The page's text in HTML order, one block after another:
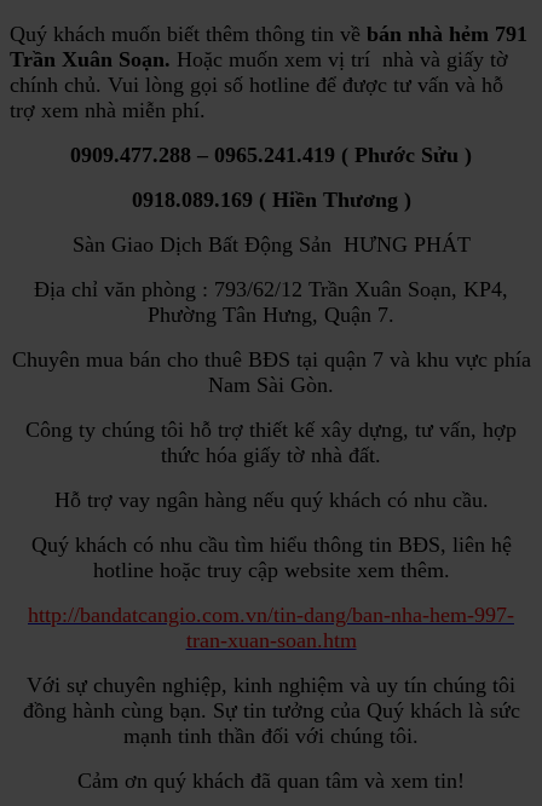
Quý khách muốn biết thêm thông tin về bán nhà hẻm 791
Trần Xuân Soạn. Hoặc muốn xem vị trí nhà và giấy tờ
chính chủ. Vui lòng gọi số hotline để được tư vấn và hỗ
trợ xem nhà miễn phí.
0909.477.288 – 0965.241.419 ( Phước Sửu )
0918.089.169 ( Hiền Thương )
Sàn Giao Dịch Bất Động Sản HƯNG PHÁT
Địa chỉ văn phòng : 793/62/12 Trần Xuân Soạn, KP4,
Phường Tân Hưng, Quận 7.
Chuyên mua bán cho thuê BĐS tại quận 7 và khu vực phía
Nam Sài Gòn.
Công ty chúng tôi hỗ trợ thiết kế xây dựng, tư vấn, hợp
thức hóa giấy tờ nhà đất.
Hỗ trợ vay ngân hàng nếu quý khách có nhu cầu.
Quý khách có nhu cầu tìm hiểu thông tin BĐS, liên hệ
hotline hoặc truy cập website xem thêm.
http://bandatcangio.com.vn/tin-dang/ban-nha-hem-997-
tran-xuan-soan.htm
Với sự chuyên nghiệp, kinh nghiệm và uy tín chúng tôi
đồng hành cùng bạn. Sự tin tưởng của Quý khách là sức
mạnh tinh thần đối với chúng tôi.
Cảm ơn quý khách đã quan tâm và xem tin!